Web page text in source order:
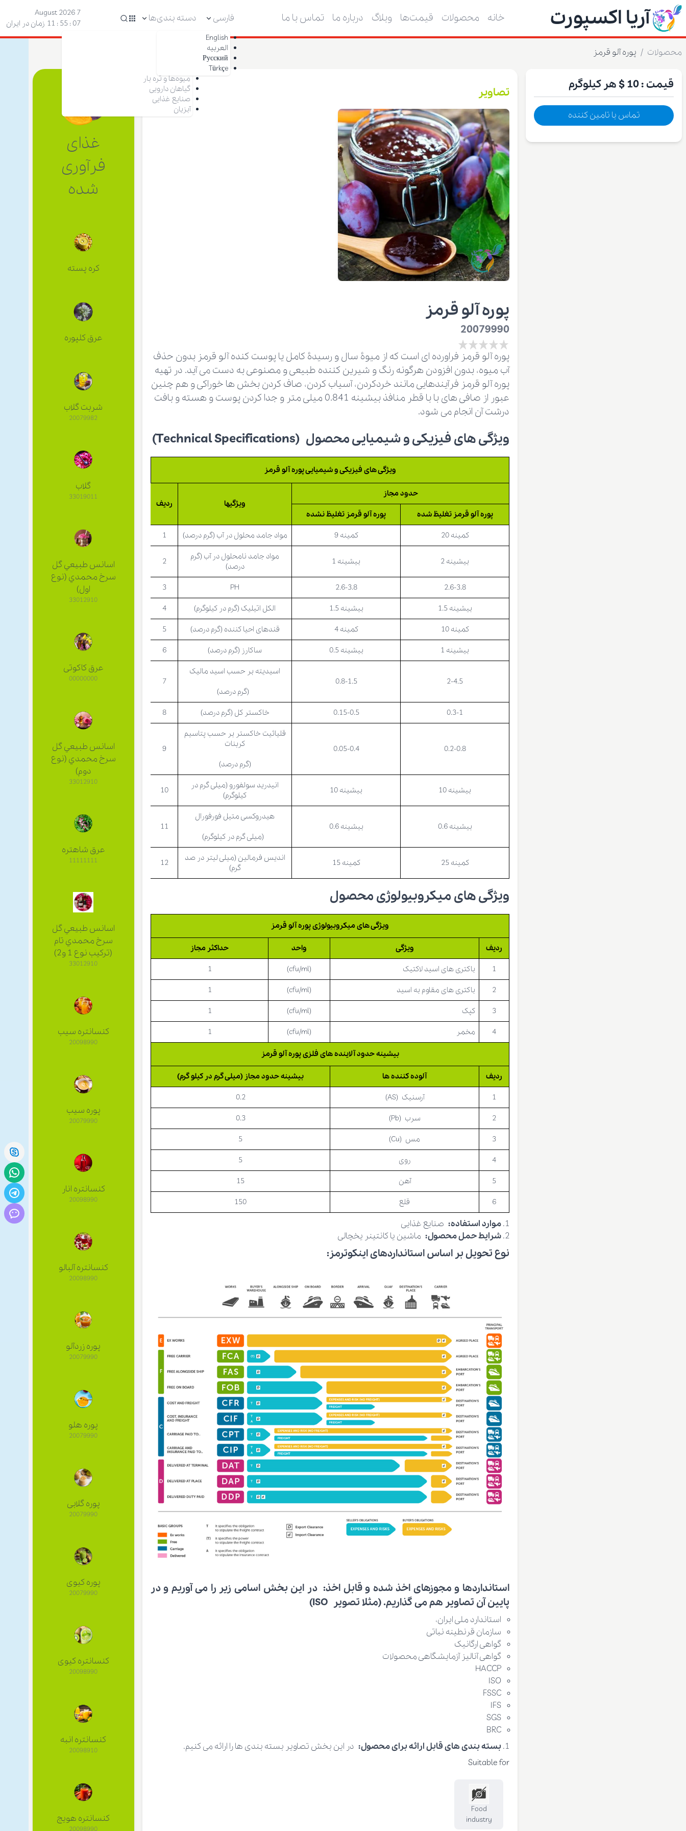
آریا اکسپورت خانه محصولات قیمت‌ها وبلاگ درباره ما تماس با ما فارسی
English
العربیه
Русский
Türkçe
دسته بندی‌ها
میوه‌ها و تره بار
گیاهان دارویی
صنایع غذایی
آبزیان
7 August 2026
08 : 55 : 11
زمان در ایران
محصولات / پوره آلو قرمز
قیمت : هر کیلوگرم
تماس با تامین کننده
تصاویر
پوره آلو قرمز
20079990
پوره آلو قرمز فراورده ای است که از میوۀ سال و رسیدۀ کامل یا پوست کنده آلو قرمز بدون حذف
آب میوه، بدون افزودن هرگونه رنگ و شیرین کننده طبیعی و مصنوعی به دست می آید. در تهیه
پوره آلو قرمز فرآیندهایی مانند خردکردن، آسیاب کردن، صاف کردن بخش ها خوراکی و هم چنین
عبور از صافی های با با قطر منافذ بیشینه 0.841 میلی متر و جدا کردن پوست و هسته و بافت
درشت آن انجام می شود.
ویژگی های فیزیکی و شیمیایی محصول (Technical Specifications)
ویژگی های فیزیکی و شیمیایی پوره آلو قرمز
حدود مجاز
ویژگیها
ردیف
پوره آلو قرمز تغلیظ شده
پوره آلو قرمز تغلیظ نشده
کمینه 20 کمینه 9 مواد جامد محلول در آب (گرم درصد) 1
بیشینه 2 بیشینه 1
مواد جامد نامحلول در آب (گرم
درصد)
2
2.6-3.8
2.6-3.8
PH
3
بیشینه 1.5 بیشینه 1.5 الکل اتیلیک (گرم در کیلوگرم) 4
کمینه 10 کمینه 4 قندهای احیا کننده (گرم درصد) 5
بیشینه 1 بیشینه 0.5 ساکارز (گرم درصد) 6
2-4.5
0.8-1.5
اسیدیته بر حسب اسید مالیک
(گرم درصد)
7
0.3-1
0.15-0.5 خاکستر کل (گرم درصد) 8
0.2-0.8
0.05-0.4
قلیائیت خاکستر بر حسب پتاسیم
کربنات
(گرم درصد)
9
بیشینه 10 بیشینه 10
انیدرید سولفورو (میلی گرم در
کیلوگرم)
10
بیشینه 0.6 بیشینه 0.6
هیدروکسی متیل فورفورال
(میلی گرم در کیلوگرم)
11
کمینه 25 کمینه 15
اندیس فرمالین (میلی لیتر در صد
گرم)
12
ویژگی های میکروبیولوژی محصول
ویژگی های میکروبیولوژی پوره آلو قرمز
ردیف ویژگی واحد حداکثر مجاز
1 باکتری های اسید لاکتیک (cfu/ml)
1
2 باکتری های مقاوم به اسید (cfu/ml)
1
3 کپک (cfu/ml)
1
4 مخمر (cfu/ml)
1
بیشینه حدود آلاینده های فلزی پوره آلو قرمز
ردیف آلوده کننده ها بیشینه حدود مجاز (میلی گرم در کیلو گرم)
1 آرسنیک (AS) 0.2
2 سرب (Pb) 0.3
3 مس (Cu) 5
4 روی 5
5 آهن 15
6 قلع 150
موارد استفاده: صنایع غذایی
شرایط حمل محصول: ماشین یا کانتینر یخچالی
نوع تحویل بر اساس استانداردهای اینکوترمز:
استانداردها و مجوزهای اخذ شده و قابل اخذ:در این بخش اسامی زیر را می آوریم و در
پایین آن تصاویر هم می گذاریم. (مثلا تصویر ISO)
استاندارد ملی ایران،
سازمان قرنطینه نباتی
گواهی ارگانیک
گواهی آنالیز آزمایشگاهی محصولات
HACCP
ISO
FSSC
IFS
SGS
BRC
بسته بندی های قابل ارائه برای محصول: در این بخش تصاویر بسته بندی ها را ارائه می کنیم.
Suitable for
Food
industry
غذای
فرآوری
شده
کره پسته
عرق كلپوره
شربت گلاب
20079982
گلاب
33019011
اسانس طبيعي گل
سرخ محمدي (نوع
اول)
33012910
عرق کاکوتی
00000000
اسانس طبيعي گل
سرخ محمدي (نوع
دوم)
33012910
عرق شاهتره
11111111
اسانس طبيعي گل
سرخ محمدي تام
(ترکیب نوع 1 و2)
33012910
کنسانتره سیب
20098990
پوره سیب
20079990
کنسانتره انار
20098990
کنسانتره آلبالو
20098990
پوره زردآلو
20079990
پوره هلو
20079990
پوره گلابی
20079990
پوره کیوی
20079990
کنسانتره کیوی
20098990
کنسانتره انبه
20098910
کنسانتره هویج
20098990